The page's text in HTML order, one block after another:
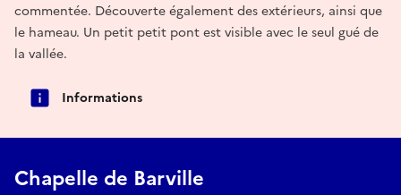
commentée. Découverte également des extérieurs, ainsi que
le hameau. Un petit petit pont est visible avec le seul gué de
la vallée.
Informations
Chapelle de Barville